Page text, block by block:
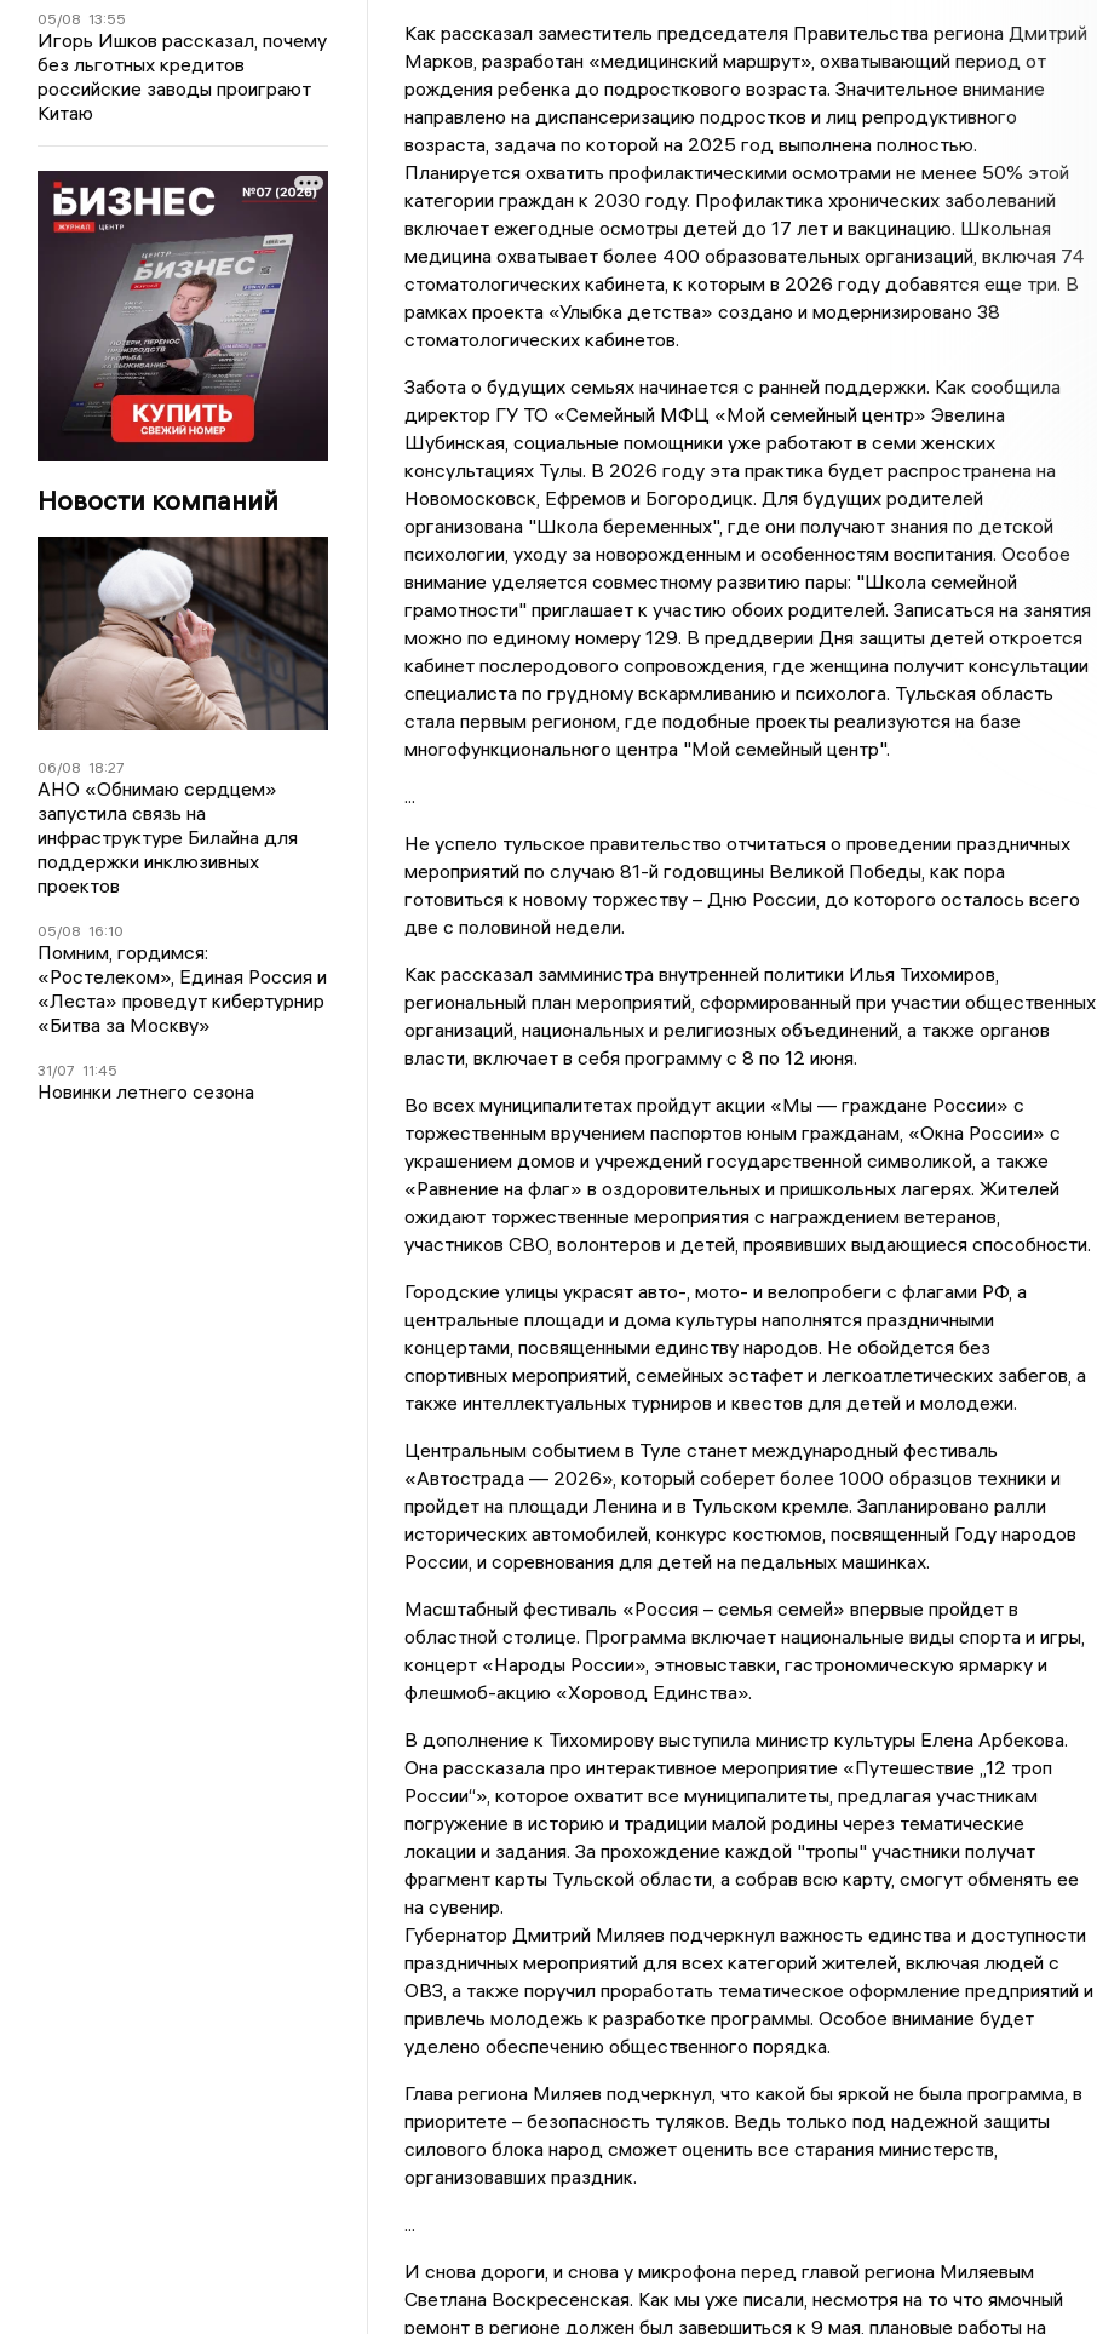
05/08 13:55
Игорь Ишков рассказал, почему
без льготных кредитов
российские заводы проиграют
Китаю
Новости компаний
06/08 18:27
АНО «Обнимаю сердцем»
запустила связь на
инфраструктуре Билайна для
поддержки инклюзивных
проектов
05/08 16:10
Помним, гордимся:
«Ростелеком», Единая Россия и
«Леста» проведут кибертурнир
«Битва за Москву»
31/07 11:45
Новинки летнего сезона
Как рассказал заместитель председателя Правительства региона Дмитрий
Марков, разработан «медицинский маршрут», охватывающий период от
рождения ребенка до подросткового возраста. Значительное внимание
направлено на диспансеризацию подростков и лиц репродуктивного
возраста, задача по которой на 2025 год выполнена полностью.
Планируется охватить профилактическими осмотрами не менее 50% этой
категории граждан к 2030 году. Профилактика хронических заболеваний
включает ежегодные осмотры детей до 17 лет и вакцинацию. Школьная
медицина охватывает более 400 образовательных организаций, включая 74
стоматологических кабинета, к которым в 2026 году добавятся еще три. В
рамках проекта «Улыбка детства» создано и модернизировано 38
стоматологических кабинетов.
Забота о будущих семьях начинается с ранней поддержки. Как сообщила
директор ГУ ТО «Семейный МФЦ «Мой семейный центр» Эвелина
Шубинская, социальные помощники уже работают в семи женских
консультациях Тулы. В 2026 году эта практика будет распространена на
Новомосковск, Ефремов и Богородицк. Для будущих родителей
организована "Школа беременных", где они получают знания по детской
психологии, уходу за новорожденным и особенностям воспитания. Особое
внимание уделяется совместному развитию пары: "Школа семейной
грамотности" приглашает к участию обоих родителей. Записаться на занятия
можно по единому номеру 129. В преддверии Дня защиты детей откроется
кабинет послеродового сопровождения, где женщина получит консультации
специалиста по грудному вскармливанию и психолога. Тульская область
стала первым регионом, где подобные проекты реализуются на базе
многофункционального центра "Мой семейный центр".
...
Не успело тульское правительство отчитаться о проведении праздничных
мероприятий по случаю 81-й годовщины Великой Победы, как пора
готовиться к новому торжеству – Дню России, до которого осталось всего
две с половиной недели.
Как рассказал замминистра внутренней политики Илья Тихомиров,
региональный план мероприятий, сформированный при участии общественных
организаций, национальных и религиозных объединений, а также органов
власти, включает в себя программу с 8 по 12 июня.
Во всех муниципалитетах пройдут акции «Мы — граждане России» с
торжественным вручением паспортов юным гражданам, «Окна России» с
украшением домов и учреждений государственной символикой, а также
«Равнение на флаг» в оздоровительных и пришкольных лагерях. Жителей
ожидают торжественные мероприятия с награждением ветеранов,
участников СВО, волонтеров и детей, проявивших выдающиеся способности.
Городские улицы украсят авто-, мото- и велопробеги с флагами РФ, а
центральные площади и дома культуры наполнятся праздничными
концертами, посвященными единству народов. Не обойдется без
спортивных мероприятий, семейных эстафет и легкоатлетических забегов, а
также интеллектуальных турниров и квестов для детей и молодежи.
Центральным событием в Туле станет международный фестиваль
«Автострада — 2026», который соберет более 1000 образцов техники и
пройдет на площади Ленина и в Тульском кремле. Запланировано ралли
исторических автомобилей, конкурс костюмов, посвященный Году народов
России, и соревнования для детей на педальных машинках.
Масштабный фестиваль «Россия – семья семей» впервые пройдет в
областной столице. Программа включает национальные виды спорта и игры,
концерт «Народы России», этновыставки, гастрономическую ярмарку и
флешмоб-акцию «Хоровод Единства».
В дополнение к Тихомирову выступила министр культуры Елена Арбекова.
Она рассказала про интерактивное мероприятие «Путешествие „12 троп
России“», которое охватит все муниципалитеты, предлагая участникам
погружение в историю и традиции малой родины через тематические
локации и задания. За прохождение каждой "тропы" участники получат
фрагмент карты Тульской области, а собрав всю карту, смогут обменять ее
на сувенир.
Губернатор Дмитрий Миляев подчеркнул важность единства и доступности
праздничных мероприятий для всех категорий жителей, включая людей с
ОВЗ, а также поручил проработать тематическое оформление предприятий и
привлечь молодежь к разработке программы. Особое внимание будет
уделено обеспечению общественного порядка.
Глава региона Миляев подчеркнул, что какой бы яркой не была программа, в
приоритете – безопасность туляков. Ведь только под надежной защиты
силового блока народ сможет оценить все старания министерств,
организовавших праздник.
...
И снова дороги, и снова у микрофона перед главой региона Миляевым
Светлана Воскресенская. Как мы уже писали, несмотря на то что ямочный
ремонт в регионе должен был завершиться к 9 мая, плановые работы на